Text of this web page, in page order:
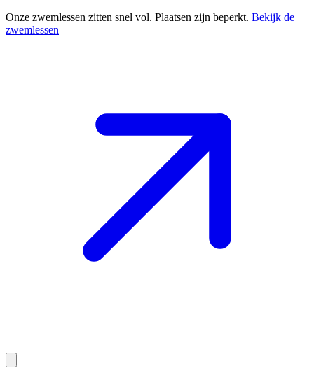
Onze zwemlessen zitten snel vol. Plaatsen zijn beperkt. Bekijk de
zwemlessen